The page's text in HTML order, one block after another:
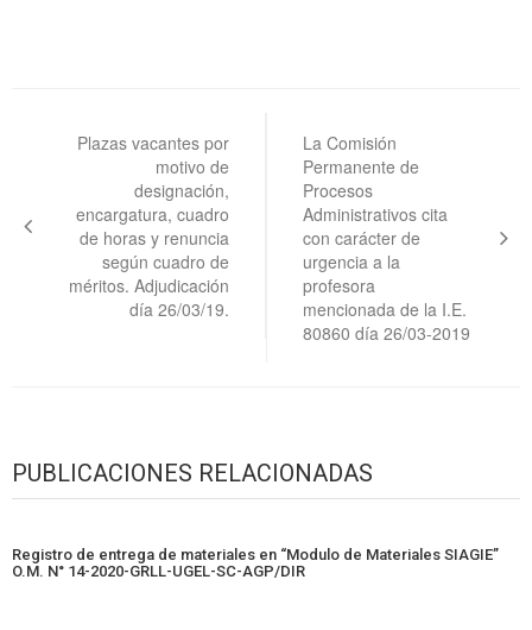
entradas
Plazas vacantes por
motivo de
designación,
encargatura, cuadro
de horas y renuncia
según cuadro de
méritos. Adjudicación
día 26/03/19.
La Comisión
Permanente de
Procesos
Administrativos cita
con carácter de
urgencia a la
profesora
mencionada de la I.E.
80860 día 26/03-2019
PUBLICACIONES RELACIONADAS
Registro de entrega de materiales en “Modulo de Materiales SIAGIE”
O.M. N° 14-2020-GRLL-UGEL-SC-AGP/DIR